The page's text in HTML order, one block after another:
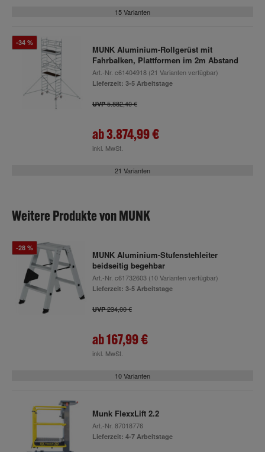
15 Varianten
-34 %
MUNK Aluminium-Rollgerüst mit
Fahrbalken, Plattformen im 2m Abstand
Art.-Nr. c61404918(21 Varianten verfügbar)
Lieferzeit: 3-5 Arbeitstage
UVP5.882,40 €
ab3.874,99 €
inkl. MwSt.
21 Varianten
Weitere Produkte von MUNK
-28 %
MUNK Aluminium-Stufenstehleiter
beidseitig begehbar
Art.-Nr. c61732603(10 Varianten verfügbar)
Lieferzeit: 3-5 Arbeitstage
UVP234,00 €
ab167,99 €
inkl. MwSt.
10 Varianten
Munk FlexxLift 2.2
Art.-Nr. 87018776
Lieferzeit: 4-7 Arbeitstage